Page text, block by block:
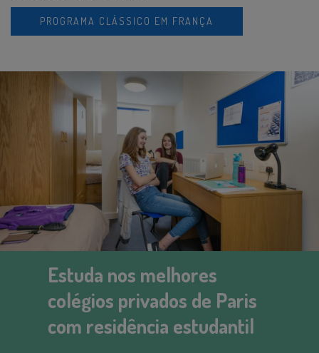
PROGRAMA CLÁSSICO EM FRANÇA
Estuda nos melhores
colégios privados de Paris
com residência estudantil